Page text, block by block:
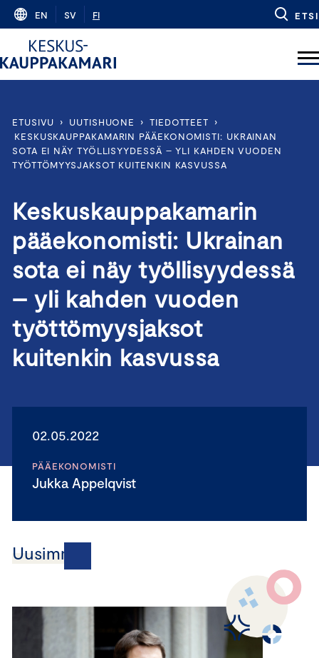
Skip
content
EN SV FI ETSI
ETUSIVU › UUTISHUONE › TIEDOTTEET
›
KESKUSKAUPPAKAMARIN PÄÄEKONOMISTI: UKRAINAN
SOTA EI NÄY TYÖLLISYYDESSÄ – YLI KAHDEN VUODEN
TYÖTTÖMYYSJAKSOT KUITENKIN KASVUSSA
Keskuskauppakamarin
pääekonomisti: Ukrainan
sota ei näy työllisyydessä
– yli kahden vuoden
työttömyysjaksot
kuitenkin kasvussa
02.05.2022
PÄÄEKONOMISTI
Jukka Appelqvist
Uusimmat